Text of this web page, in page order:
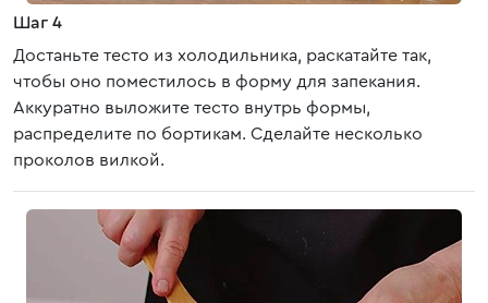
Шаг 4
Достаньте тесто из холодильника, раскатайте так,
чтобы оно поместилось в форму для запекания.
Аккуратно выложите тесто внутрь формы,
распределите по бортикам. Сделайте несколько
проколов вилкой.